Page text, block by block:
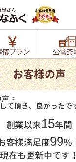
お客様の声
て頂き、良かったで
創業以来15年間
客様満足度99％
現在も更新中です！